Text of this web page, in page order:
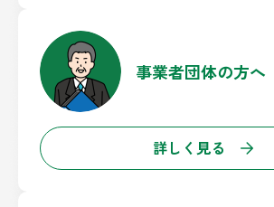
事業者団体の方へ
詳しく見る